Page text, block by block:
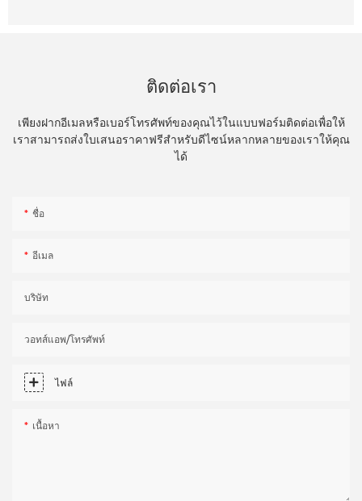
ติดต่อเรา
เพียงฝากอีเมลหรือเบอร์โทรศัพท์ของคุณไว้ในแบบฟอร์มติดต่อเพื่อให้
เราสามารถส่งใบเสนอราคาฟรีสำหรับดีไซน์หลากหลายของเราให้คุณ
ได้
ชื่อ
อีเมล
บริษัท
วอทส์แอพ/โทรศัพท์
ไฟล์
เนื้อหา